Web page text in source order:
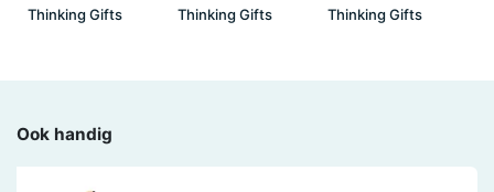
Thinking Gifts Thinking Gifts Thinking Gifts
Ook handig